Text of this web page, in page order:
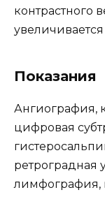
контрастного
Показания
Ангиография,
цифровая
ретроградная
лимфография,